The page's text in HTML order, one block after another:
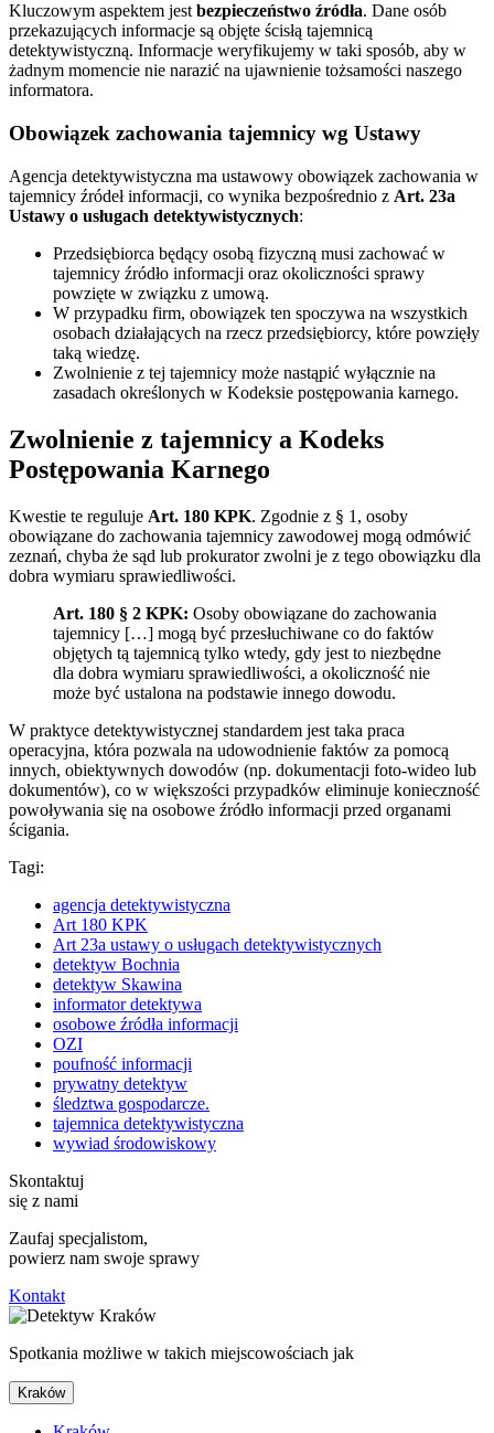
Kluczowym aspektem jestbezpieczeństwo źródła. Dane osób
przekazujących informacje są objęte ścisłą tajemnicą
detektywistyczną. Informacje weryfikujemy w taki sposób, aby w
żadnym momencie nie narazić na ujawnienie tożsamości naszego
informatora.
Obowiązek zachowania tajemnicy wg Ustawy
Agencja detektywistyczna ma ustawowy obowiązek zachowania w
tajemnicy źródeł informacji, co wynika bezpośrednio z Art. 23a
Ustawy o usługach detektywistycznych:
Przedsiębiorca będący osobą fizyczną musi zachować w
tajemnicy źródło informacji oraz okoliczności sprawy
powzięte w związku z umową.
W przypadku firm, obowiązek ten spoczywa na wszystkich
osobach działających na rzecz przedsiębiorcy, które powzięły
taką wiedzę.
Zwolnienie z tej tajemnicy może nastąpić wyłącznie na
zasadach określonych w Kodeksie postępowania karnego.
Zwolnienie z tajemnicy a Kodeks
Postępowania Karnego
Kwestie te reguluje Art. 180 KPK. Zgodnie z § 1, osoby
obowiązane do zachowania tajemnicy zawodowej mogą odmówić
zeznań, chyba że sąd lub prokurator zwolni je z tego obowiązku dla
dobra wymiaru sprawiedliwości.
Art. 180 § 2 KPK: Osoby obowiązane do zachowania
tajemnicy […] mogą być przesłuchiwane co do faktów
objętych tą tajemnicą tylko wtedy, gdy jest to niezbędne
dla dobra wymiaru sprawiedliwości, a okoliczność nie
może być ustalona na podstawie innego dowodu.
W praktyce detektywistycznej standardem jest taka praca
operacyjna, która pozwala na udowodnienie faktów za pomocą
innych, obiektywnych dowodów (np. dokumentacji foto-wideo lub
dokumentów), co w większości przypadków eliminuje konieczność
powoływania się na osobowe źródło informacji przed organami
ścigania.
Tagi:
agencja detektywistyczna
Art 180 KPK
Art 23a ustawy o usługach detektywistycznych
detektyw Bochnia
detektyw Skawina
informator detektywa
osobowe źródła informacji
OZI
poufność informacji
prywatny detektyw
śledztwa gospodarcze.
tajemnica detektywistyczna
wywiad środowiskowy
Skontaktuj
się z nami
Zaufaj specjalistom,
powierz nam swoje sprawy
Kontakt
Spotkania możliwe w takich miejscowościach jak
Kraków